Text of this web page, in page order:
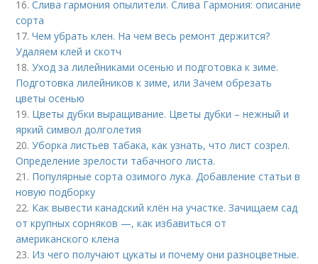
16.Слива гармония опылители. Слива Гармония: описание
сорта
17.Чем убрать клен. На чем весь ремонт держится?
Удаляем клей и скотч
18.Уход за лилейниками осенью и подготовка к зиме.
Подготовка лилейников к зиме, или Зачем обрезать
цветы осенью
19. Цветы дубки выращивание. Цветы дубки – нежный и
яркий символ долголетия
20.Уборка листьев табака, как узнать, что лист созрел.
Определение зрелости табачного листа.
21. Популярные сорта озимого лука. Добавление статьи в
новую подборку
22. Как вывести канадский клён на участке. Зачищаем сад
от крупных сорняков —, как избавиться от
американского клена
23. Из чего получают цукаты и почему они разноцветные.